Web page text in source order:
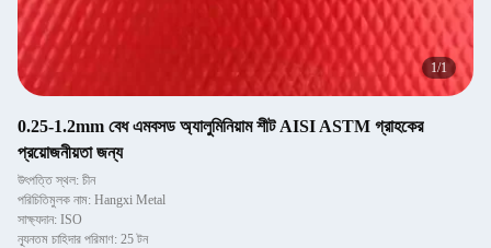
1/1
0.25-1.2mm বেধ এমবসড অ্যালুমিনিয়াম শীট AISI ASTM গ্রাহকের
প্রয়োজনীয়তা জন্য
উৎপত্তি স্থল: চীন
পরিচিতিমুলক নাম: Hangxi Metal
সাক্ষ্যদান: ISO
ন্যূনতম চাহিদার পরিমাণ: 25 টন